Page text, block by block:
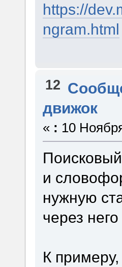
https://
ngram.html
12
движок
« : 10
и
нужную
через
К